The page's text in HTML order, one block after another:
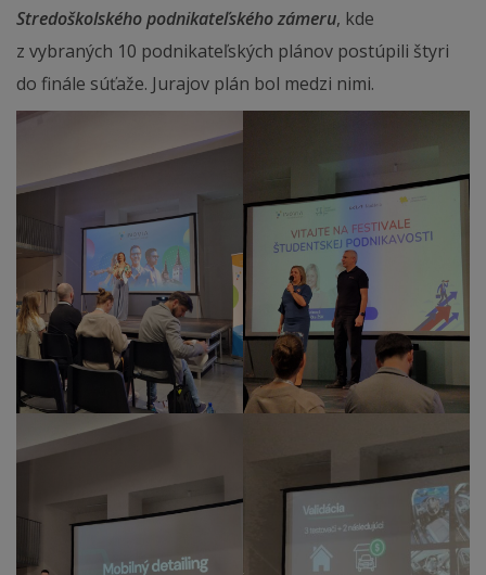
Stredoškolského podnikateľského zámeru, kde
z vybraných 10 podnikateľských plánov postúpili štyri
do finále súťaže. Jurajov plán bol medzi nimi.